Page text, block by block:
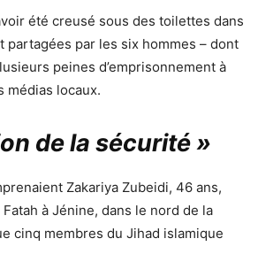
été creusé sous des toilettes dans
partagées par les six hommes – dont
peines d’emprisonnement à
médias locaux.
de la sécurité »
Zakariya Zubeidi, 46 ans,
à Jénine, dans le nord de la
cinq membres du Jihad islamique